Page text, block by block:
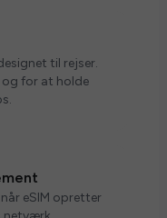
til rejser.
for at holde
eSIM opretter